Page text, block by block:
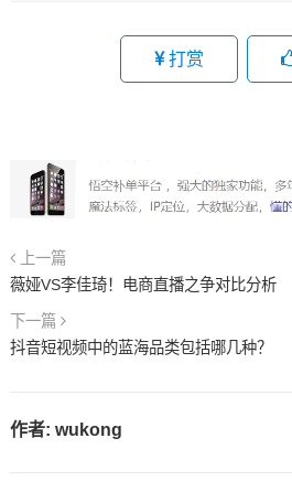
打赏
上一篇
薇娅VS李佳琦！电商直播之争对比分析
下一篇
抖音短视频中的蓝海品类包括哪几种？
作者: wukong